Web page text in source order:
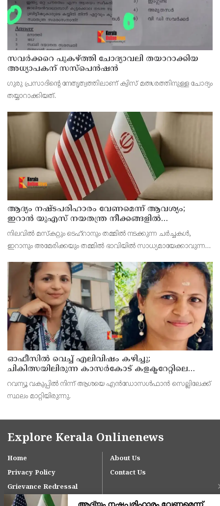
സവര്‍ക്കറെ പുകഴ്ത്തി ചോദ്യാവലി തയാറാക്കിയ
അധ്യാപകന് സസ്‌പെന്‍ഷന്‍
ഗുരു പ്രസാദിന്റെ നേതൃത്വത്തിലാണ് ക്വിസ് മത്സരത്തിനുള്ള ചോദ്യം
തയ്യാറാക്കിയത്.
ആദ്യം നഷ്ടപരിഹാരം വേണമെന്ന് ആവശ്യം;
ഇറാന്‍ യുഎസ് നയതന്ത്ര നീക്കങ്ങളില്‍
അനിശ്ചിതത്വം
നിലവില്‍ മസ്‌കറ്റും ടെഹ്റാനും തമ്മില്‍ നടക്കുന്ന ചര്‍ച്ചകള്‍,
ഇറാനും അമേരിക്കയും തമ്മില്‍ ഭാവിയില്‍ സാധ്യമായേക്കാവുന്ന
കാണുന്നത്.
ഓഫീസില്‍ വെച്ച് എലിവിഷം കഴിച്ചു;
ചികിത്സയിലിരുന്ന കാസര്‍കോട് കളക്ടറേറ്റിലെ
സീനിയര്‍ ക്ലര്‍ക്ക് മരിച്ചു
റവന്യൂ വകുപ്പില്‍ നിന്ന് ആശയെ എന്‍ഡോസള്‍ഫാന്‍ സെല്ലിലേക്ക്
സ്ഥലം മാറ്റിയിരുന്നു.
Explore Kerala Onlinenews
Home
About Us
Privacy Policy
Contact Us
Grievance Redressal